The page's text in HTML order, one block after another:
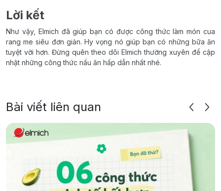
Lời kết
Như vậy, Elmich đã giúp bạn có được công thức làm món cua
rang me siêu đơn giản. Hy vọng nó giúp bạn có những bữa ăn
tuyệt vời hơn. Đừng quên theo dõi Elmich thường xuyên để cập
nhật những công thức nấu ăn hấp dẫn nhất nhé.
Bài viết liên quan